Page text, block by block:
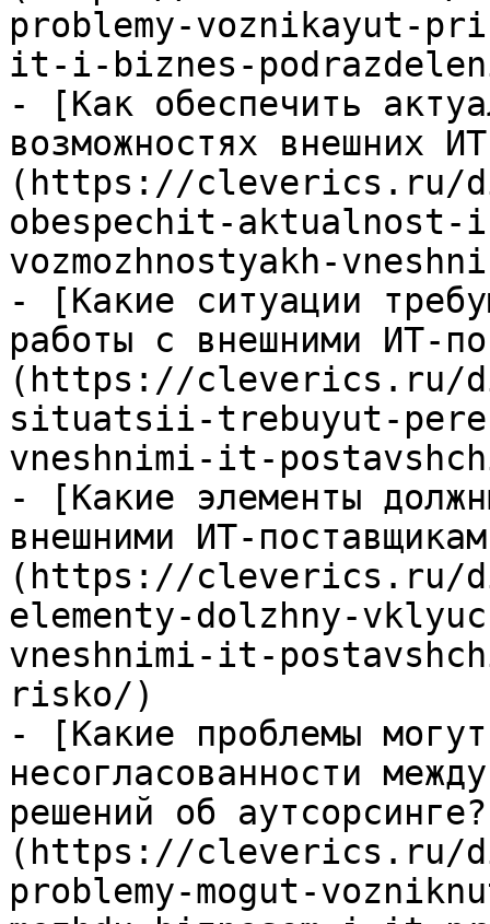
problemy-voznikayut-
it-i-biznes-
- [Как обеспечить
возможностях внешних
(https://cleverics.ru/
obespechit-
vozmozhnostyakh-
- [Какие ситуации
работы с внешними ИТ-
(https://cleverics.ru/
situatsii-trebuyut-
vneshnimi-it-
- [Какие элементы
внешними ИТ-
(https://cleverics.ru/
elementy-dolzhny-
vneshnimi-it-
risko/)
- [Какие проблемы
несогласованности
решений об
(https://cleverics.ru/
problemy-mogut-